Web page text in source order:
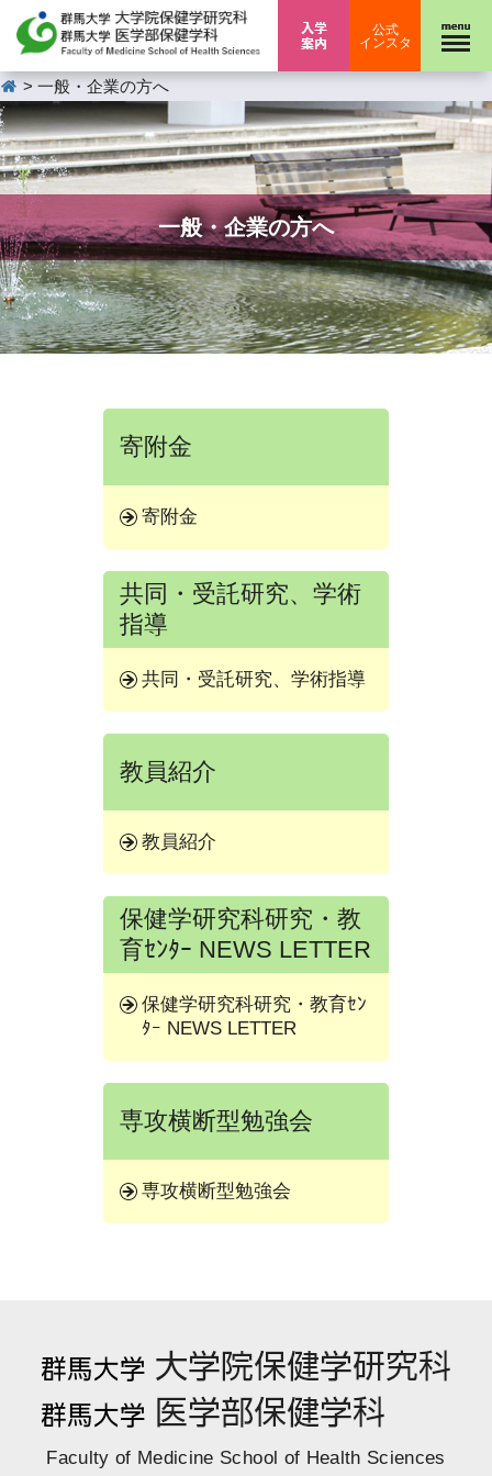
公式
インスタ
HOME
> 一般・企業の方へ
一般・企業の方へ
寄附金
寄附金
共同・受託研究、学術
指導
共同・受託研究、学術指導
教員紹介
教員紹介
保健学研究科研究・教
育ｾﾝﾀｰ NEWS LETTER
保健学研究科研究・教育ｾﾝ
ﾀｰ NEWS LETTER
専攻横断型勉強会
専攻横断型勉強会
Faculty of Medicine School of Health Sciences